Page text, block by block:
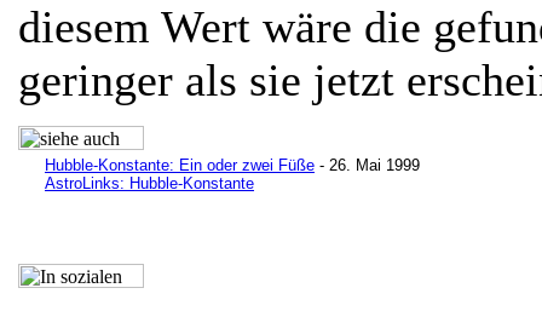
diesem Wert wäre die
geringer als sie jetzt
Hubble-Konstante: Ein oder zwei Füße - 26. Mai 1999
AstroLinks: Hubble-Konstante